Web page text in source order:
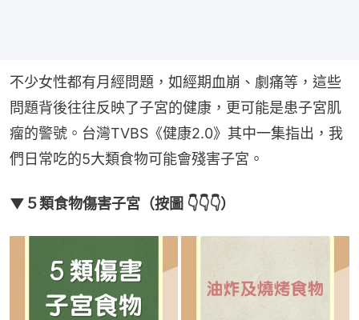
不少女性都有月經問題，如經期血崩、劇痛等，這些
問題背後往往反映了子宮的健康，更可能是患子宮肌
瘤的警號。台灣TVBS《健康2.0》其中一集指出，我
們日常吃的5大類食物可能會殘害子宮。
▼５類食物傷害子宮（按圖 👇👇👇）